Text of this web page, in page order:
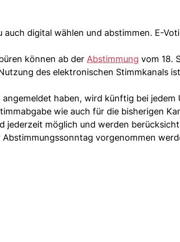
digital wählen und abstimmen. E-
können ab der Abstimmung vom 18.
des elektronischen Stimmkanals
haben, wird künftig bei jedem
wie auch für die bisherigen
jederzeit möglich und werden
vorgenommen